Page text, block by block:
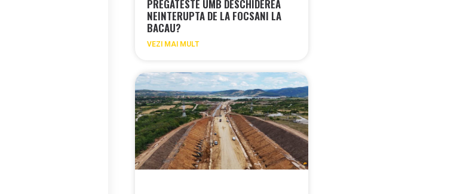
PREGATESTE UMB DESCHIDEREA
NEINTERUPTA DE LA FOCSANI LA
BACAU?
VEZI MAI MULT